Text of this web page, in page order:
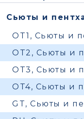
Сьюты и
OT1, Сьюты и
OT2, Сьюты и
OT3, Сьюты и
OT4, Сьюты и
GT, Сьюты и